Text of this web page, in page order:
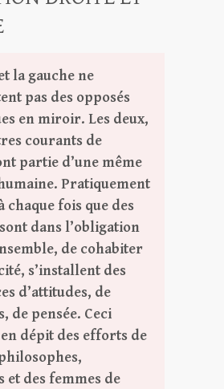
la gauche ne
pas des opposés
en miroir. Les deux,
courants de
partie d’une même
Pratiquement
chaque fois que des
dans l’obligation
de cohabiter
s’installent des
d’attitudes, de
de pensée. Ceci
en dépit des efforts de
et des femmes de